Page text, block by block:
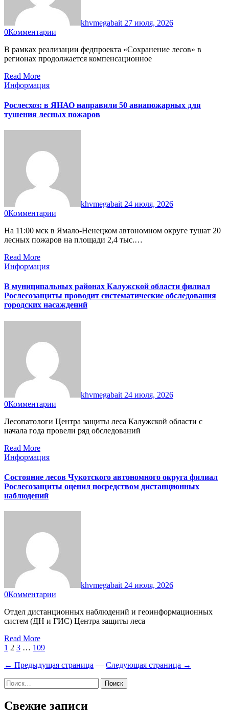
khvmegabait 27 июля, 2026
0Комментарии
В рамках реализации федпроекта «Сохранение лесов» в
регионах продолжается компенсационное
Read More
Информация
Рослесхоз: в ЯНАО направили 50 авиапожарных для
тушения лесных пожаров
khvmegabait 24 июля, 2026
0Комментарии
На 11:00 мск в Ямало-Ненецком автономном округе тушат 20
лесных пожаров на площади 2,4 тыс.…
Read More
Информация
В муниципальных районах Калужской области филиал
Рослесозащиты проводит систематические обследования
городских насаждений
khvmegabait 24 июля, 2026
0Комментарии
Лесопатологи Центра защиты леса Калужской области с
начала года провели ряд обследований
Read More
Информация
Состояние лесов Чукотского автономного округа филиал
Рослесозащиты оценил посредством дистанционных
наблюдений
khvmegabait 24 июля, 2026
0Комментарии
Отдел дистанционных наблюдений и геоинформационных
систем (ДН и ГИС) Центра защиты леса
Read More
Навигация
по
записям
1 2 3 … 109
← Предыдущая страница — Следующая страница →
Найти:
Свежие записи